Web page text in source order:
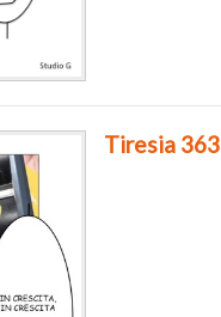
Tiresia 363